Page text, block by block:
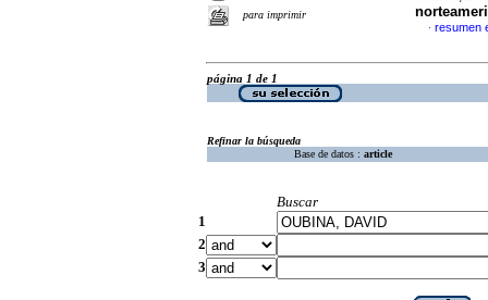
para imprimir
· resumen
página 1 de 1
Refinar la búsqueda
Base de datos : article
Buscar
1
2
3